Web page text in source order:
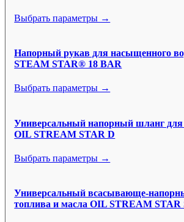
Выбрать параметры →
Напорный рукав для насыщенного
STEAM STAR® 18 BAR
Выбрать параметры →
Универсальный напорный шланг для
OIL STREAM STAR D
Выбрать параметры →
Универсальный всасывающе-
топлива и масла OIL STREAM STAR